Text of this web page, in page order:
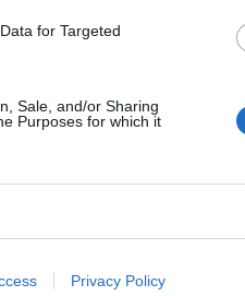
for Targeted
Sale, and/or Sharing
Purposes for which it
Privacy Policy